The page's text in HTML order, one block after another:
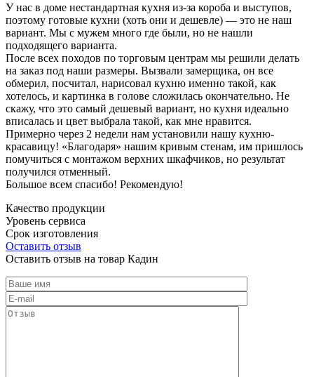
У нас в доме нестандартная кухня из-за короба и выступов,
поэтому готовые кухни (хоть они и дешевле) — это не наш
вариант. Мы с мужем много где были, но не нашли
подходящего варианта.
После всех походов по торговым центрам мы решили делать
на заказ под наши размеры. Вызвали замерщика, он все
обмерил, посчитал, нарисовал кухню именно такой, как
хотелось, и картинка в голове сложилась окончательно. Не
скажу, что это самый дешевый вариант, но кухня идеально
вписалась и цвет выбрала такой, как мне нравится.
Примерно через 2 недели нам установили нашу кухню-
красавицу! «Благодаря» нашим кривым стенам, им пришлось
помучиться с монтажом верхних шкафчиков, но результат
получился отменный.
Большое всем спасибо! Рекомендую!
Качество продукции
Уровень сервиса
Срок изготовления
Оставить отзыв
Оставить отзыв на товар Кадин